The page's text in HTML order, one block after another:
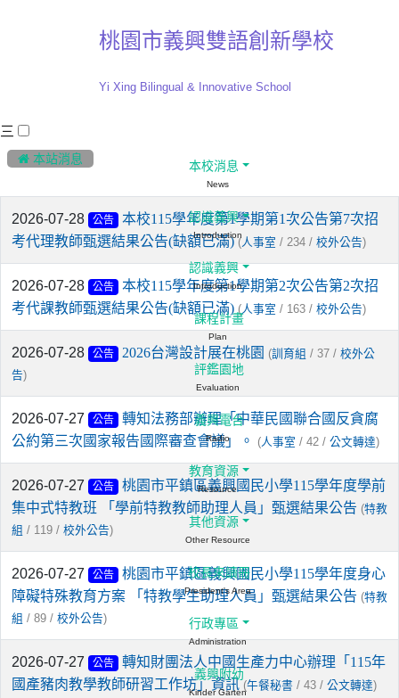
:::
 本站消息
2026-07-28 公告
本校115學年度第1學期第1次公告第7次招
考代理教師甄選結果公告(缺額已滿)(人事室 / 234 / 校外公告)
2026-07-28 公告
本校115學年度第1學期第2次公告第2次招
考代課教師甄選結果公告(缺額已滿) (人事室 / 163 / 校外公告)
2026-07-28 公告 2026台灣設計展在桃園 (訓育組 / 37 / 校外公
告)
2026-07-27 公告
轉知法務部辦理「中華民國聯合國反貪腐
公約第三次國家報告國際審查會議」。
(人事室 / 42 / 公文轉達)
2026-07-27 公告
桃園市平鎮區義興國民小學115學年度學前
集中式特教班 「學前特教教師助理人員」甄選結果公告 (特教
組 / 119 / 校外公告)
2026-07-27 公告
桃園市平鎮區義興國民小學115學年度身心
障礙特殊教育方案 「特教學生助理人員」甄選結果公告 (特教
組 / 89 / 校外公告)
2026-07-27 公告
轉知財團法人中國生產力中心辦理「115年
國產豬肉教學教師研習工作坊」資訊 (午餐秘書 / 43 / 公文轉達)
桃園市義興雙語創新學校
Yi Xing Bilingual & Innovative School
三
本校消息
News
認識義興
Introduction
認識義興
Introduction
課程計畫
Plan
評鑑園地
Evaluation
義興電台
Radio
教育資源
Resource
其他資源
Other Resource
校長來讀冊
President's Area
行政專區
Administration
義興附幼
Kinder Garten